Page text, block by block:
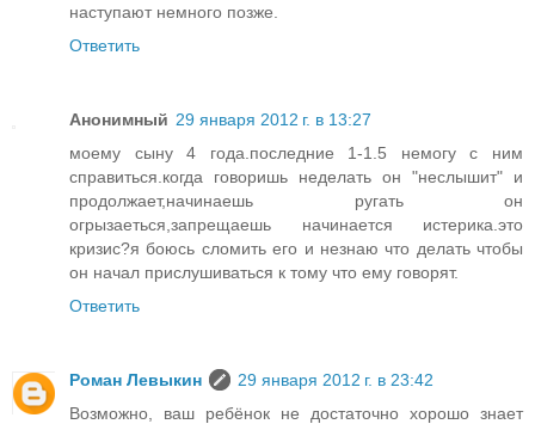
наступают немного позже.
Ответить
Анонимный 29 января 2012 г. в 13:27
моему сыну 4 года.последние 1-1.5 немогу с ним
справиться.когда говоришь неделать он "неслышит" и
продолжает,начинаешь ругать он
огрызаеться,запрещаешь начинается истерика.это
кризис?я боюсь сломить его и незнаю что делать чтобы
он начал прислушиваться к тому что ему говорят.
Ответить
Роман Левыкин
29 января 2012 г. в 23:42
Возможно, ваш ребёнок не достаточно хорошо знает